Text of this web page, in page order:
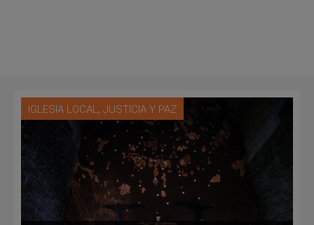
IGLESIA LOCAL, JUSTICIA Y PAZ